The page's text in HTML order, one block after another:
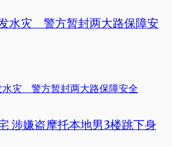
水灾 警方暂封两大路保障安
涉嫌盗摩托本地男3楼跳下身